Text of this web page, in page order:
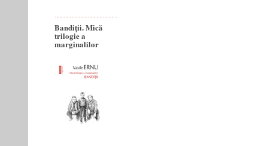
Bandiţii. Mică
trilogie a
marginalilor